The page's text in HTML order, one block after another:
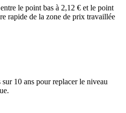
le point bas à 2,12 € et le point
rapide de la zone de prix travaillée
10 ans pour replacer le niveau